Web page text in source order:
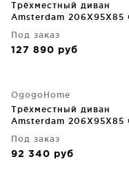
Трёхместный диван
Amsterdam 206X95X85
Под заказ
127 890 руб
OgogoHome
Трёхместный диван
Amsterdam 206X95X85
Под заказ
92 340 руб